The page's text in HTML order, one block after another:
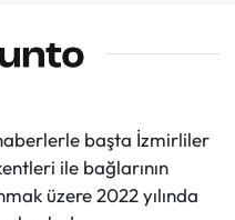
başta İzmirliler
ile bağlarının
üzere 2022 yılında